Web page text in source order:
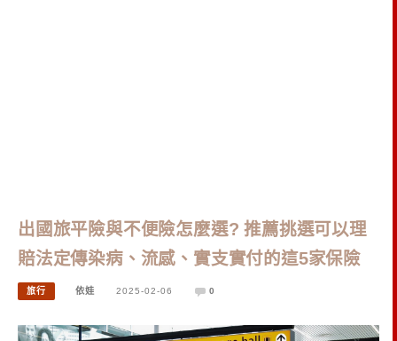
出國旅平險與不便險怎麼選? 推薦挑選可以理
賠法定傳染病、流感、實支實付的這5家保險
旅行 依娃 2025-02-06 0